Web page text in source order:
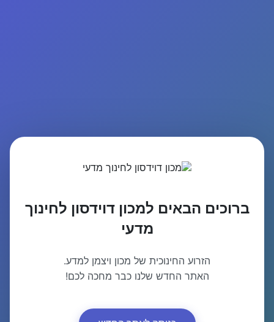
ברוכים הבאים למכון דוידסון לחינוך
מדעי
הזרוע החינוכית של מכון ויצמן למדע.
האתר החדש שלנו כבר מחכה לכם!